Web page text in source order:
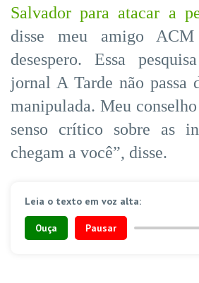
Salvador para atacar a
disse meu amigo
desespero. Essa
jornal A Tarde não passa
manipulada. Meu
senso crítico sobre as
chegam a você”, disse.
Leia o texto em voz alta:
Ouça Pausar